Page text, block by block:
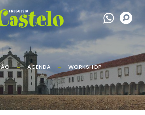
AGENDA WORKSHOP